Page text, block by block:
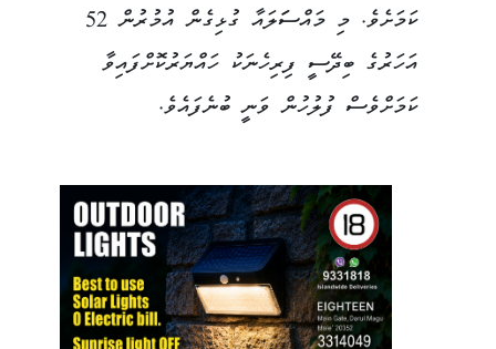
ކަމަށެވެ. މި މައްސަަލައާ ގުޅިގެން އުމުރުން 52
އަހަރުގެ ބިދޭސީ ފިރިހެނަކު ހައްޔަރުކޮށްފައިވާ
ކަމަށްވެސް ފުލުހުން ވަނީ ބުނެފައެވެ.